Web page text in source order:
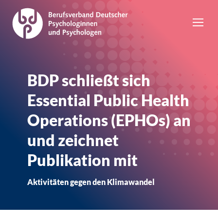
BDP schließt sich
Essential Public Health
Operations (EPHOs) an
und zeichnet
Publikation mit
Aktivitäten gegen den Klimawandel